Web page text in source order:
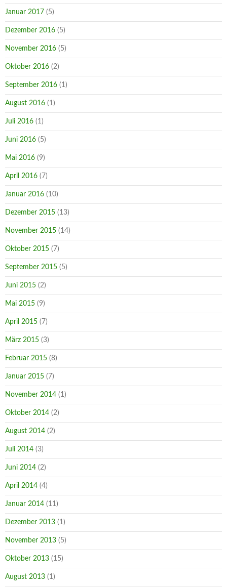
Januar 2017 (5)
Dezember 2016 (5)
November 2016 (5)
Oktober 2016 (2)
September 2016 (1)
August 2016 (1)
Juli 2016 (1)
Juni 2016 (5)
Mai 2016 (9)
April 2016 (7)
Januar 2016 (10)
Dezember 2015 (13)
November 2015 (14)
Oktober 2015 (7)
September 2015 (5)
Juni 2015 (2)
Mai 2015 (9)
April 2015 (7)
März 2015 (3)
Februar 2015 (8)
Januar 2015 (7)
November 2014 (1)
Oktober 2014 (2)
August 2014 (2)
Juli 2014 (3)
Juni 2014 (2)
April 2014 (4)
Januar 2014 (11)
Dezember 2013 (1)
November 2013 (5)
Oktober 2013 (15)
August 2013 (1)